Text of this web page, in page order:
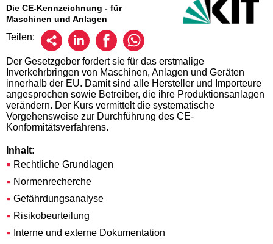
Die CE-Kennzeichnung - für
Maschinen und Anlagen
Teilen:
Der Gesetzgeber fordert sie für das erstmalige
Inverkehrbringen von Maschinen, Anlagen und Geräten
innerhalb der EU. Damit sind alle Hersteller und Importeure
angesprochen sowie Betreiber, die ihre Produktionsanlagen
verändern. Der Kurs vermittelt die systematische
Vorgehensweise zur Durchführung des CE-
Konformitätsverfahrens.
Inhalt:
Rechtliche Grundlagen
Normenrecherche
Gefährdungsanalyse
Risikobeurteilung
Interne und externe Dokumentation